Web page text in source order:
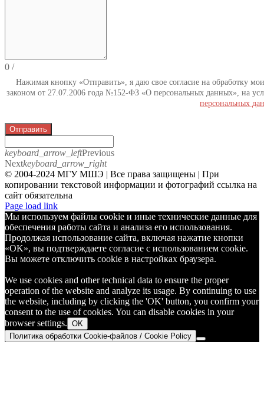
0 /
Нажимая кнопку «Отправить», я даю свое согласие на обработку
законом от 27.07.2006 года №152-ФЗ «О персональных данных», на
персональных
Отправить
keyboard_arrow_leftPrevious
Nextkeyboard_arrow_right
© 2004-2024 МГУ МШЭ | Все права защищены | При
копировании текстовой информации и фотографий ссылка на
сайт обязательна
Telegram
Page load link
Мы используем файлы cookie и иные технические данные для
обеспечения работы сайта и анализа его использования.
Продолжая использование сайта, включая нажатие кнопки
«OK», вы подтверждаете согласие с использованием cookie.
Вы можете отключить cookie в настройках браузера.
We use cookies and other technical data to ensure the proper
operation of the website and analyze its usage. By continuing to use
the website, including by clicking the 'OK' button, you confirm your
consent to the use of cookies. You can disable cookies in your
browser settings. OK
Политика обработки Cookie-файлов / Cookie Policy